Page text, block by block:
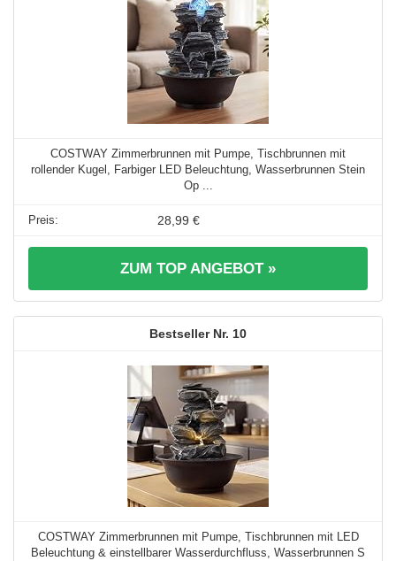
COSTWAY Zimmerbrunnen mit Pumpe, Tischbrunnen mit
rollender Kugel, Farbiger LED Beleuchtung, Wasserbrunnen Stein
Op ...
28,99 €
ZUM TOP ANGEBOT »
10
COSTWAY Zimmerbrunnen mit Pumpe, Tischbrunnen mit LED
Beleuchtung & einstellbarer Wasserdurchfluss, Wasserbrunnen S